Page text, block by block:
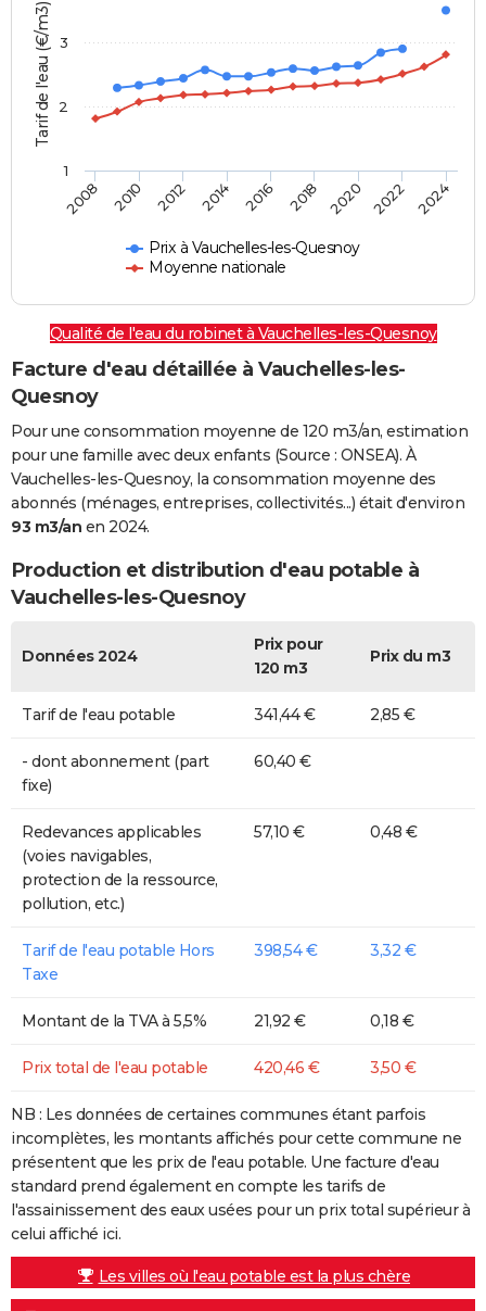
Tarif de l'eau (€/m3)
Prix à Vauchelles-les-Quesnoy
Moyenne nationale
2008 2010 2012 2014 2016 2018 2020 2022 2024
2
3
1
Qualité de l'eau du robinet à Vauchelles-les-Quesnoy
Facture d'eau détaillée à Vauchelles-les-
Quesnoy
Pour une consommation moyenne de 120 m3/an, estimation
pour une famille avec deux enfants (Source : ONSEA). À
Vauchelles-les-Quesnoy, la consommation moyenne des
abonnés (ménages, entreprises, collectivités...) était d'environ
93 m3/an en 2024.
Production et distribution d'eau potable à
Vauchelles-les-Quesnoy
Données 2024
Prix pour
120 m3
Prix du m3
Tarif de l'eau potable 341,44 € 2,85 €
- dont abonnement (part
fixe)
60,40 €
Redevances applicables
(voies navigables,
protection de la ressource,
pollution, etc.)
57,10 € 0,48 €
Tarif de l'eau potable Hors
Taxe
398,54 € 3,32 €
Montant de la TVA à 5,5% 21,92 € 0,18 €
Prix total de l'eau potable 420,46 € 3,50 €
NB : Les données de certaines communes étant parfois
incomplètes, les montants affichés pour cette commune ne
présentent que les prix de l'eau potable. Une facture d'eau
standard prend également en compte les tarifs de
l'assainissement des eaux usées pour un prix total supérieur à
celui affiché ici.
Les villes où l'eau potable est la plus chère